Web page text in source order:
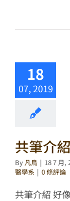
18
07, 2019
共筆介紹
By 凡鳥 | 18 7 月,
醫學系 | 0 條評論
共筆介紹 好